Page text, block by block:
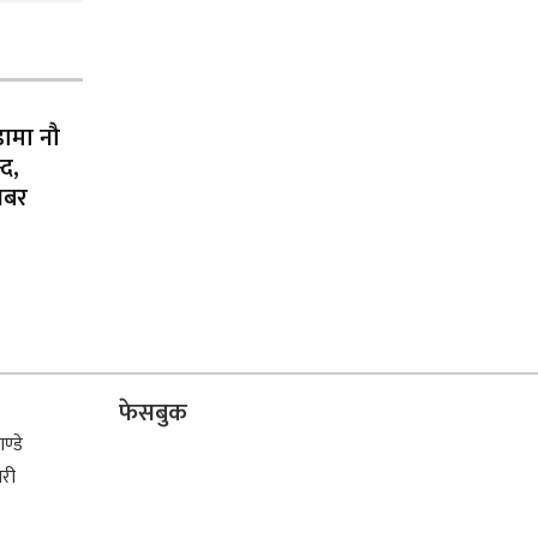
नौ
फेसबुक